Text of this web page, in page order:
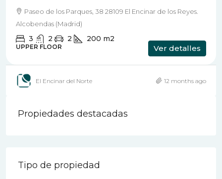
Paseo de los Parques, 38 28109 El Encinar de los Reyes.
Alcobendas (Madrid)
3 2 2 200 m2
UPPER FLOOR Ver detalles
El Encinar del Norte 12 months ago
Propiedades destacadas
Tipo de propiedad